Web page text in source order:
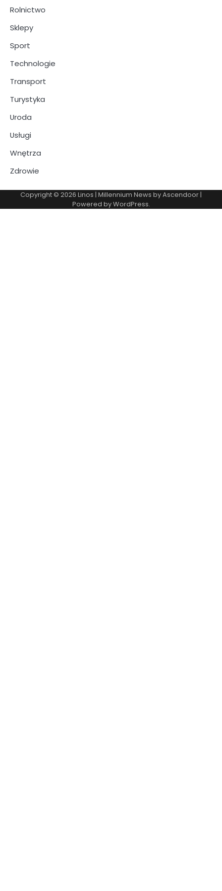
Rolnictwo
Sklepy
Sport
Technologie
Transport
Turystyka
Uroda
Usługi
Wnętrza
Zdrowie
Copyright © 2026 Linos | Millennium News byAscendoor|
Powered byWordPress.